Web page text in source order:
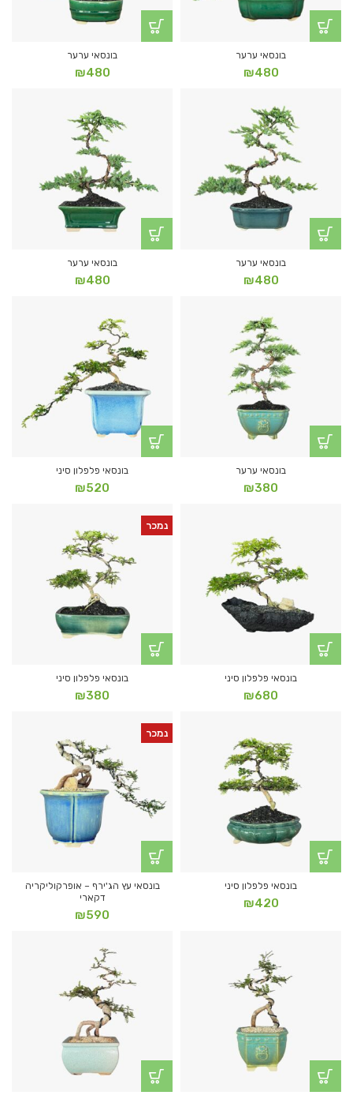
בונסאי ערער
₪480
בונסאי ערער
₪480
בונסאי ערער
₪480
בונסאי ערער
₪480
בונסאי ערער
₪380
בונסאי פלפלון סיני
₪520
בונסאי פלפלון סיני
₪680
נמכר
בונסאי פלפלון סיני
₪380
בונסאי פלפלון סיני
₪420
נמכר
בונסאי עץ הג'ירף – אופרקוליקריה
דקארי
₪590